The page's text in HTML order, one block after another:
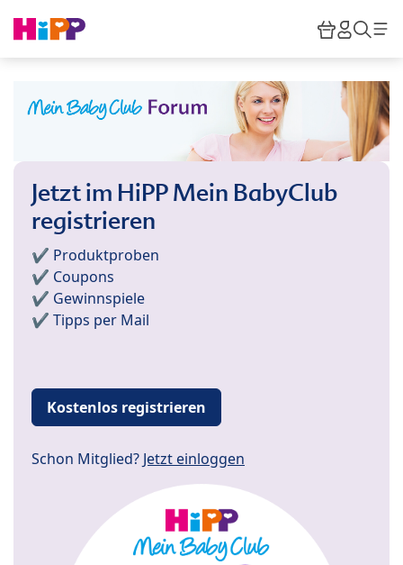
HiPP
Jetzt im HiPP Mein BabyClub
registrieren
✔️ Produktproben
✔️ Coupons
✔️ Gewinnspiele
✔️ Tipps per Mail
Kostenlos registrieren
Schon Mitglied? Jetzt einloggen